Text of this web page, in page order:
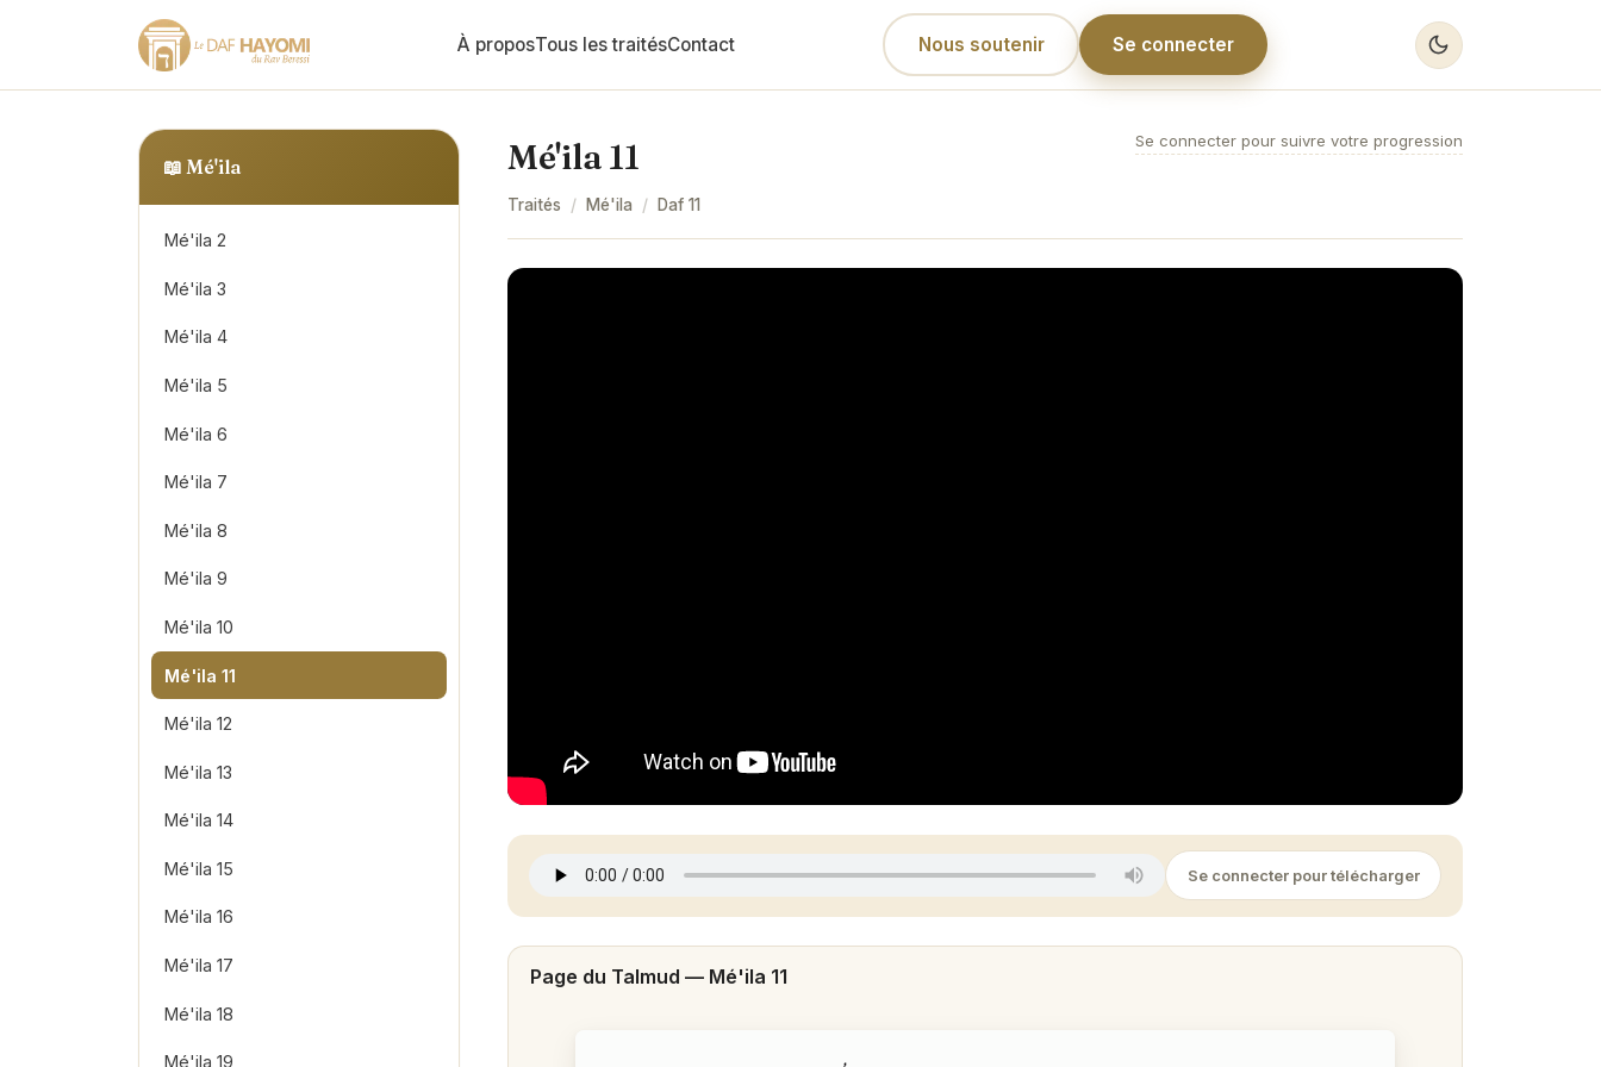
À proposTous les traitésContact Nous soutenir Se connecter
📖 Mé'ila
Mé'ila 2
Mé'ila 3
Mé'ila 4
Mé'ila 5
Mé'ila 6
Mé'ila 7
Mé'ila 8
Mé'ila 9
Mé'ila 10
Mé'ila 11
Mé'ila 12
Mé'ila 13
Mé'ila 14
Mé'ila 15
Mé'ila 16
Mé'ila 17
Mé'ila 18
Mé'ila 19
Mé'ila 11
Traités / Mé'ila / Daf 11
Se connecter pour suivre votre progression
Se connecter pour télécharger
Page du Talmud — Mé'ila 11